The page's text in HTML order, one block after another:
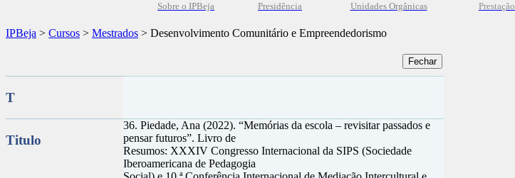
Sobre o IPBeja Presidência Unidades Orgânicas Prestação
IPBeja > Cursos > Mestrados > Desenvolvimento Comunitário e Empreendedorismo
T
Titulo
36. Piedade, Ana (2022). “Memórias da escola – revisitar passados e
pensar futuros”. Livro de
Resumos: XXXIV Congresso Internacional da SIPS (Sociedade
Iberoamericana de Pedagogia